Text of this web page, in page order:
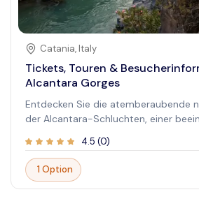
Catania, Italy
Tickets, Touren &
Alcantara Gorges
Entdecken Sie die atemberaubende
der Alcantara-Schluchten, einer
durch die Natur geformt wurde.
bietet eine einzigartige Mischung aus
Geschichte und malerischer
Entdecker und Naturliebhaber.
4.5 (0)
1 Option